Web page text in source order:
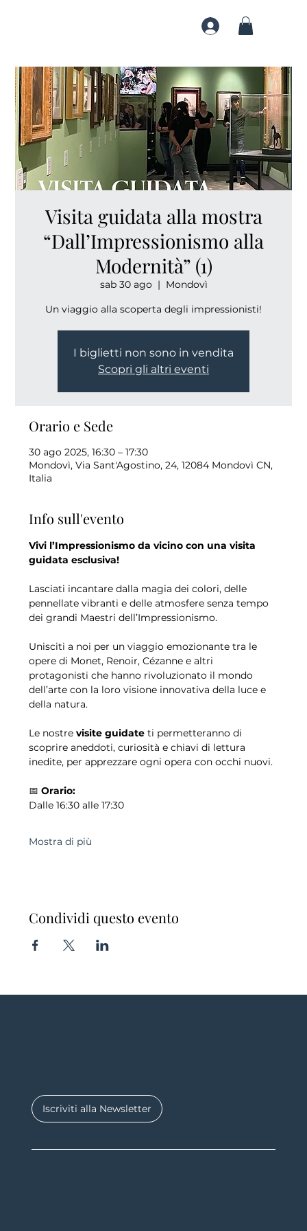
Visita guidata alla mostra
“Dall’Impressionismo alla
Modernità” (1)
sab 30 ago
  |
Mondovì
Un viaggio alla scoperta degli impressionisti!
I biglietti non sono in vendita
Scopri gli altri eventi
Orario e Sede
30 ago 2025, 16:30 – 17:30
Mondovì, Via Sant'Agostino, 24, 12084 Mondovì CN,
Italia
Info sull'evento
Vivi l’Impressionismo da vicino con una visita
guidata esclusiva!
Lasciati incantare dalla magia dei colori, delle
pennellate vibranti e delle atmosfere senza tempo
dei grandi Maestri dell’Impressionismo.
Unisciti a noi per un viaggio emozionante tra le
opere di Monet, Renoir, Cézanne e altri
protagonisti che hanno rivoluzionato il mondo
dell’arte con la loro visione innovativa della luce e
della natura.
Le nostre visite guidate ti permetteranno di
scoprire aneddoti, curiosità e chiavi di lettura
inedite, per apprezzare ogni opera con occhi nuovi.
📅 Orario:
Dalle 16:30 alle 17:30
Mostra di più
Condividi questo evento
Iscriviti alla Newsletter